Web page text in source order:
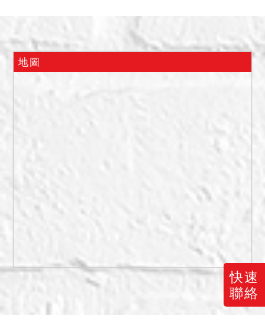
快速
聯絡
月3日假扣押查封時，據地政
人員指界稱：293地號違建
293-2地號為建物屋前之空
整潔，然上開租賃關係業經
112司執助子字第1033號執
行命令終止租賃關係，經承
租人聲明異議程序中，如除
租確定（即承租人聲明異議
駁回確定）則本件於拍定後
點交，反之則不點交。
四、本標之土地編定為一般
農業區、甲種建築用地，惟
是否得興建房屋或有無經套
地圖